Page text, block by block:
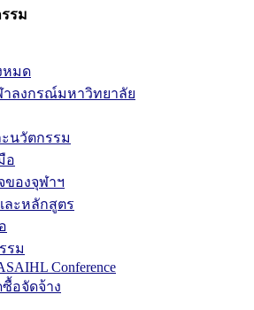
รม
หมด
าลงกรณ์มหาวิทยาลัย
นวัตกรรม
อ
ของจุฬาฯ
ละหลักสูตร
รม
Conference
อจัดจ้าง